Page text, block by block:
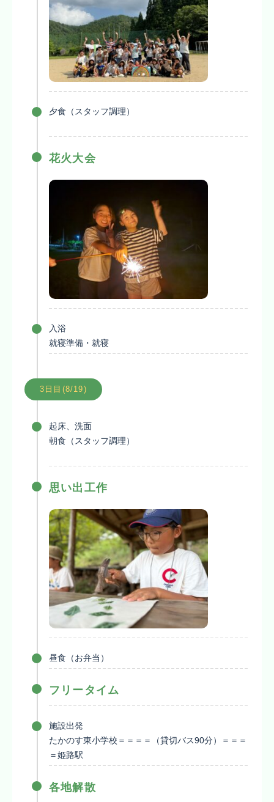
夕食（スタッフ調理）
花火大会
入浴
就寝準備・就寝
3日目(8/19)
起床、洗面
朝食（スタッフ調理）
思い出工作
昼食（お弁当）
フリータイム
施設出発
たかのす東小学校＝＝＝＝（貸切バス90分）＝＝＝
＝姫路駅
各地解散